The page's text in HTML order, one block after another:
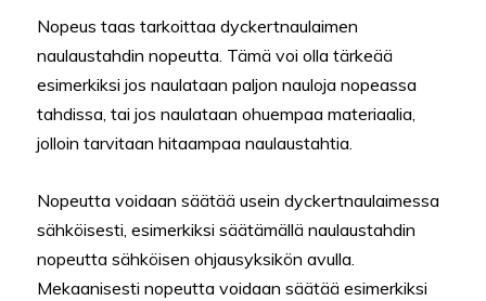
Nopeus taas tarkoittaa dyckertnaulaimen
naulaustahdin nopeutta. Tämä voi olla tärkeää
esimerkiksi jos naulataan paljon nauloja nopeassa
tahdissa, tai jos naulataan ohuempaa materiaalia,
jolloin tarvitaan hitaampaa naulaustahtia.
Nopeutta voidaan säätää usein dyckertnaulaimessa
sähköisesti, esimerkiksi säätämällä naulaustahdin
nopeutta sähköisen ohjausyksikön avulla.
Mekaanisesti nopeutta voidaan säätää esimerkiksi